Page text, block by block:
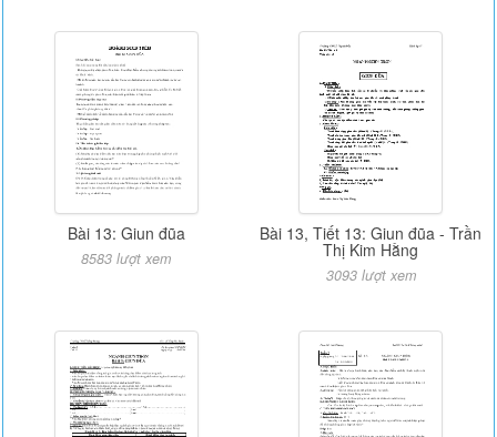
Bài 13: Giun đũa
8583 lượt xem
Bài 13, Tiết 13: Giun đũa - Trần
Thị Kim Hằng
3093 lượt xem